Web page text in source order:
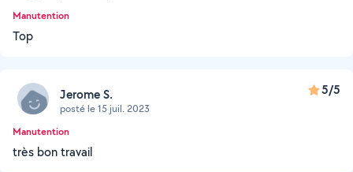
Manutention
Top
Jerome S.
posté le 15 juil. 2023
5/5
Manutention
très bon travail